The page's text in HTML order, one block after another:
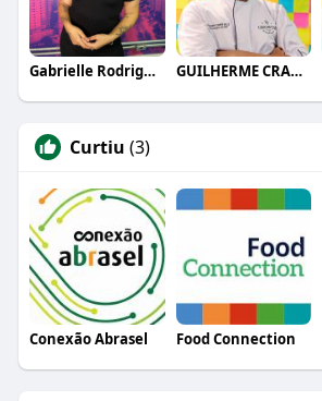
Gabrielle Rodrigues GUILHERME CRAMER BALLE
Curtiu (3)
Conexão Abrasel Food Connection